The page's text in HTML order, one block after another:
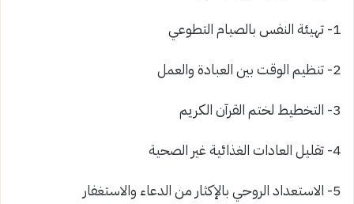
1- تهيئة النفس بالصيام التطوعي
2- تنظيم الوقت بين العبادة والعمل
3- التخطيط لختم القرآن الكريم
4- تقليل العادات الغذائية غير الصحية
5- الاستعداد الروحي بالإكثار من الدعاء والاستغفار